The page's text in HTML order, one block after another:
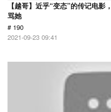
【越哥】近乎“变态”的传记电
骂她
# 190
2021-09-23 09:41